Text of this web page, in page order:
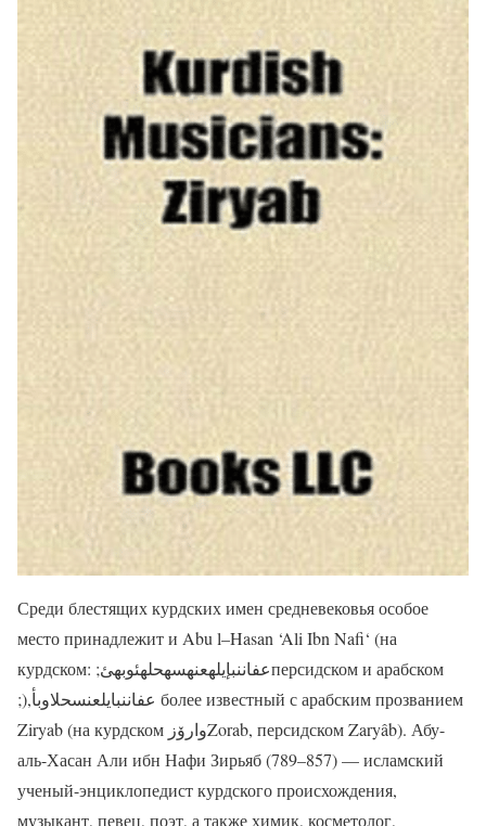
Среди блестящих курдских имен средневековья особое
место принадлежит и Abu l–Hasan ‘Ali Ibn Nafi‘ (на
курдском: ;عفاننبإیلهعنهسهحلهئوبهئперсидском и арабском
;),عفاننبايلعنسحلاوبأ более известный с арабским прозванием
Ziryab (на курдском وارۆزZorab, персидском Zaryâb). Абу-
аль-Хасан Али ибн Нафи Зирьяб (789–857) — исламский
ученый-энциклопедист курдского происхождения,
музыкант, певец, поэт, а также химик, косметолог,